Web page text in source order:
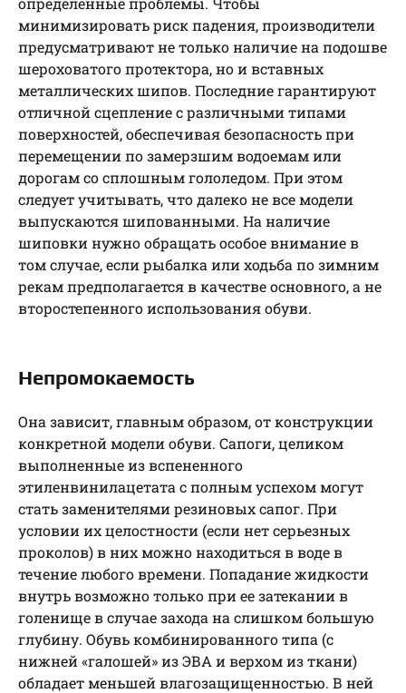
минимизировать риск падения, производители
предусматривают не только наличие на подошве
шероховатого протектора, но и вставных
металлических шипов. Последние гарантируют
отличной сцепление с различными типами
поверхностей, обеспечивая безопасность при
перемещении по замерзшим водоемам или
дорогам со сплошным гололедом. При этом
следует учитывать, что далеко не все модели
выпускаются шипованными. На наличие
шиповки нужно обращать особое внимание в
том случае, если рыбалка или ходьба по зимним
рекам предполагается в качестве основного, а не
второстепенного использования обуви.
Непромокаемость
Она зависит, главным образом, от конструкции
конкретной модели обуви. Сапоги, целиком
выполненные из вспененного
этиленвинилацетата с полным успехом могут
стать заменителями резиновых сапог. При
условии их целостности (если нет серьезных
проколов) в них можно находиться в воде в
течение любого времени. Попадание жидкости
внутрь возможно только при ее затекании в
голенище в случае захода на слишком большую
глубину. Обувь комбинированного типа (с
нижней «галошей» из ЭВА и верхом из ткани)
обладает меньшей влагозащищенностью. В ней